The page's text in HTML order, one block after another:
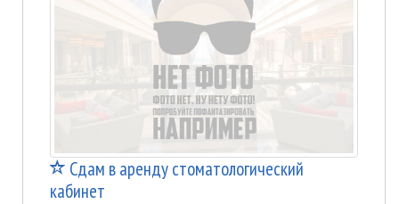
Сдам в аренду стоматологический
кабинет